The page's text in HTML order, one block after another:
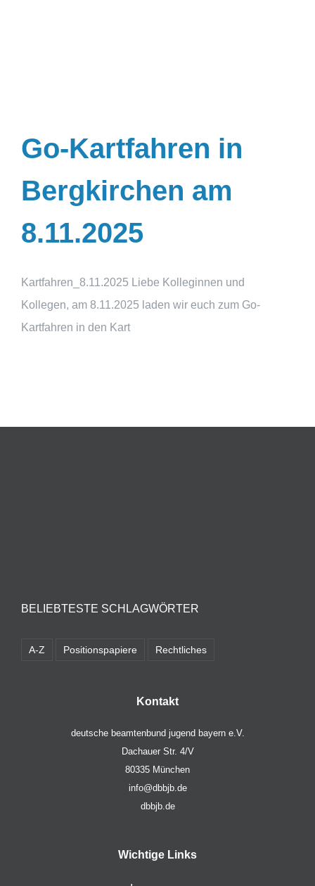
Go-Kartfahren in
Bergkirchen am
8.11.2025
Kartfahren_8.11.2025 Liebe Kolleginnen und
Kollegen, am 8.11.2025 laden wir euch zum Go-
Kartfahren in den Kart
BELIEBTESTE SCHLAGWÖRTER
A-Z Positionspapiere Rechtliches
Kontakt
deutsche beamtenbund jugend bayern e.V.
Dachauer Str. 4/V
80335 München
info@dbbjb.de
dbbjb.de
Wichtige Links